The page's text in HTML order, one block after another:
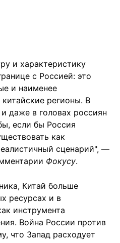
и характеристику
с Россией: это
и наименее
регионы. В
даже в головах россиян
если бы Россия
как
сценарий", —
Фокусу.
Китай больше
ресурсах и в
инструмента
Война России против
что Запад расходует